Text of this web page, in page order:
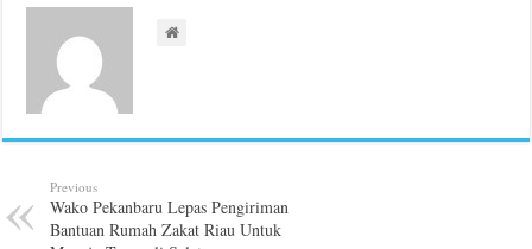
Previous
Wako Pekanbaru Lepas Pengiriman
Bantuan Rumah Zakat Riau Untuk